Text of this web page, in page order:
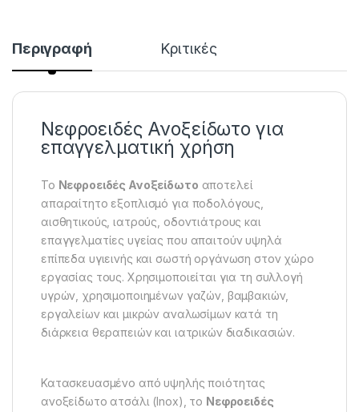
Περιγραφή Κριτικές
Νεφροειδές Ανοξείδωτο για
επαγγελματική χρήση
Το Νεφροειδές Ανοξείδωτο αποτελεί
απαραίτητο εξοπλισμό για ποδολόγους,
αισθητικούς, ιατρούς, οδοντιάτρους και
επαγγελματίες υγείας που απαιτούν υψηλά
επίπεδα υγιεινής και σωστή οργάνωση στον χώρο
εργασίας τους. Χρησιμοποιείται για τη συλλογή
υγρών, χρησιμοποιημένων γαζών, βαμβακιών,
εργαλείων και μικρών αναλωσίμων κατά τη
διάρκεια θεραπειών και ιατρικών διαδικασιών.
Κατασκευασμένο από υψηλής ποιότητας
ανοξείδωτο ατσάλι (Inox), το Νεφροειδές